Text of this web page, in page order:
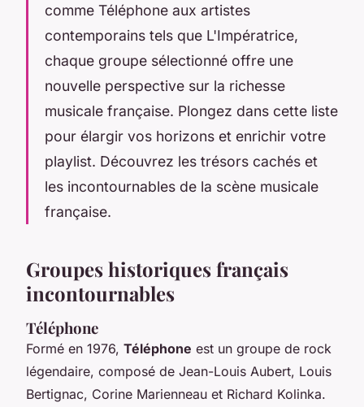
comme Téléphone aux artistes
contemporains tels que L'Impératrice,
chaque groupe sélectionné offre une
nouvelle perspective sur la richesse
musicale française. Plongez dans cette liste
pour élargir vos horizons et enrichir votre
playlist. Découvrez les trésors cachés et
les incontournables de la scène musicale
française.
Groupes historiques français
incontournables
Téléphone
Formé en 1976, Téléphone est un groupe de rock
légendaire, composé de Jean-Louis Aubert, Louis
Bertignac, Corine Marienneau et Richard Kolinka.